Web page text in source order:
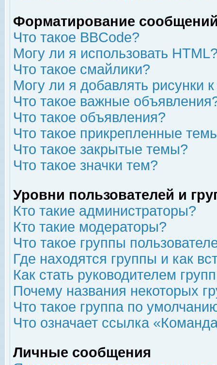
Форматирование
Что такое BBCode?
Могу ли я использовать
Что такое смайлики?
Могу ли я добавлять рисунки
Что такое важные
Что такое объявления?
Что такое прикрепленные
Что такое закрытые темы?
Что такое значки тем?
Уровни пользователей и
Кто такие администраторы?
Кто такие модераторы?
Что такое группы
Где находятся группы и как
Как стать руководителем
Почему названия некоторых
Что такое группа по
Что означает ссылка
Личные сообщения